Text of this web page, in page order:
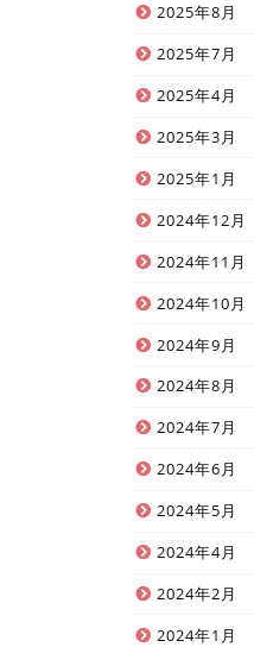
2025年8月
2025年7月
2025年4月
2025年3月
2025年1月
2024年12月
2024年11月
2024年10月
2024年9月
2024年8月
2024年7月
2024年6月
2024年5月
2024年4月
2024年2月
2024年1月